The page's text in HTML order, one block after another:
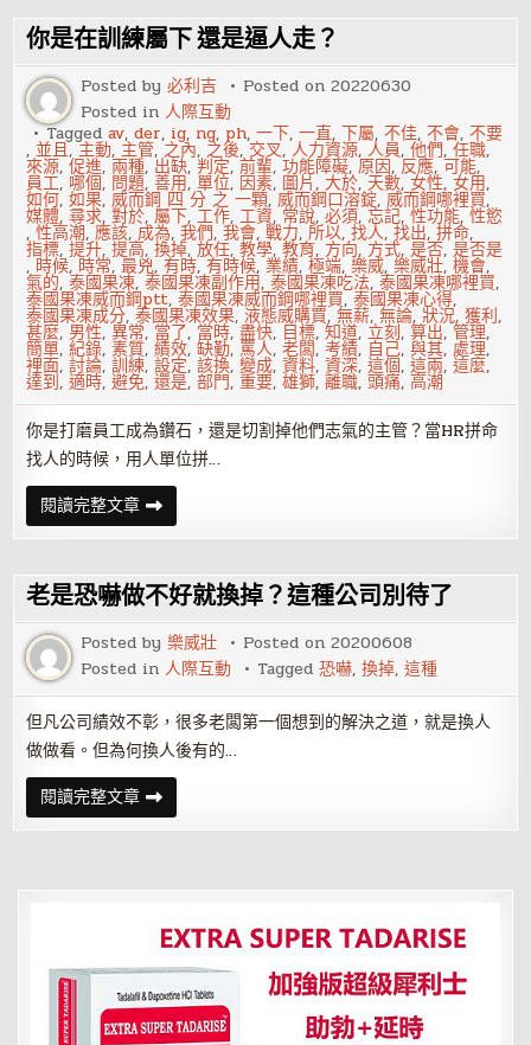
提
高
男
人
的
床
上
功
夫
你是在訓練屬下 還是逼人走？
Posted by必利吉 Posted on20220630
Posted in人際互動
Taggedav,der, ig, ng, ph,一下,一直,下屬,不佳,不會,不要
,並且,主動,主管, 之內, 之後, 交叉,人力資源,人員,他們,任職,
來源,促進, 兩種, 出缺,判定,前輩,功能障礙,原因, 反應,可能,
員工, 哪個, 問題,善用,單位, 因素, 圖片,大於, 天數,女性,女用,
如何,如果,威而鋼 四 分 之 一顆,威而鋼口溶錠,威而鋼哪裡買,
媒體,尋求,對於,屬下,工作,工資, 常說,必須,忘記,性功能,性慾
,性高潮,應該, 成為,我們,我會,戰力,所以,找人,找出,拼命,
指標,提升,提高,換掉,放任,教學,教育, 方向, 方式,是否,是否是
, 時候, 時常,最兇,有時,有時候, 業績,極端,樂威,樂威壯,機會,
氣的,泰國果凍,泰國果凍副作用,泰國果凍吃法,泰國果凍哪裡買,
泰國果凍威而鋼ptt,泰國果凍威而鋼哪裡買,泰國果凍心得,
泰國果凍成分,泰國果凍效果,液態威購買,無薪,無論,狀況,獲利,
甚麼, 男性,異常, 當了, 當時,盡快, 目標,知道,立刻,算出,管理,
簡單,紀錄,素質,績效,缺勤, 罵人,老闆,考績, 自己,與其, 處理,
裡面,討論,訓練,設定,該換,變成,資料,資深,這個,這兩,這麼,
達到,適時,避免,還是,部門,重要,雄獅,離職,頭痛,高潮
你是打磨員工成為鑽石，還是切割掉他們志氣的主管？當HR拼命
找人的時候，用人單位拼…
閱讀完整文章你
是
在
練
屬
下
還
是
逼
人
老是恐嚇做不好就換掉？這種公司別待了
Posted by樂威壯 Posted on20200608
Posted in人際互動 Tagged恐嚇,換掉,這種
但凡公司績效不彰，很多老闆第一個想到的解決之道，就是換人
做做看。但為何換人後有的…
閱讀完整文章老
是
恐
好
掉？
這
種
公
司
別